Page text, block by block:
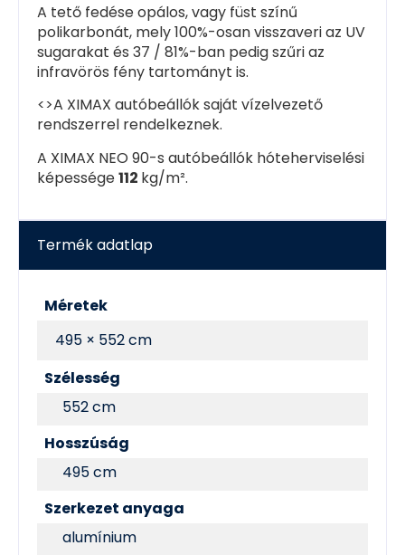
A tető fedése opálos, vagy füst színű
polikarbonát, mely 100%-osan visszaveri az UV
sugarakat és 37 / 81%-ban pedig szűri az
infravörös fény tartományt is.
<>A XIMAX autóbeállók saját vízelvezető
rendszerrel rendelkeznek.
A XIMAX NEO 90-s autóbeállók hóteherviselési
képessége112 kg/m².
Termék adatlap
Méretek
495 × 552 cm
Szélesség
552 cm
Hosszúság
495 cm
Szerkezet anyaga
alumínium